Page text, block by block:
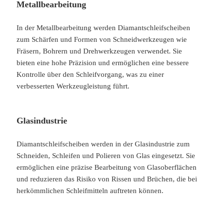
Metallbearbeitung
In der Metallbearbeitung werden Diamantschleifscheiben
zum Schärfen und Formen von Schneidwerkzeugen wie
Fräsern, Bohrern und Drehwerkzeugen verwendet. Sie
bieten eine hohe Präzision und ermöglichen eine bessere
Kontrolle über den Schleifvorgang, was zu einer
verbesserten Werkzeugleistung führt.
Glasindustrie
Diamantschleifscheiben werden in der Glasindustrie zum
Schneiden, Schleifen und Polieren von Glas eingesetzt. Sie
ermöglichen eine präzise Bearbeitung von Glasoberflächen
und reduzieren das Risiko von Rissen und Brüchen, die bei
herkömmlichen Schleifmitteln auftreten können.